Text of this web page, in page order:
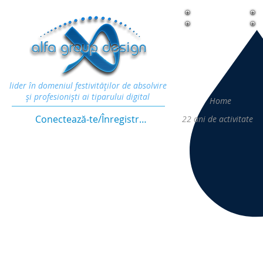
Home
22 ani de activitate
lider în domeniul festivităţilor de absolvire
şi profesionişti ai tiparului digital
Conectează-te/Înregistrează-te